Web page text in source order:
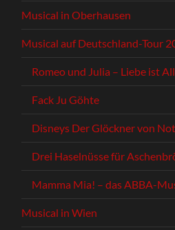
Musical in Oberhausen
Musical auf Deutschland-Tour
Romeo und Julia – Liebe ist
Fack Ju Göhte
Disneys Der Glöckner von
Drei Haselnüsse für
Mamma Mia! – das ABBA-
Musical in Wien